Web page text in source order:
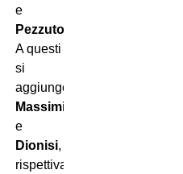
e
Pezzuto
A questi
si
aggiungono
Massimi
e
Dionisi,
rispettivamente